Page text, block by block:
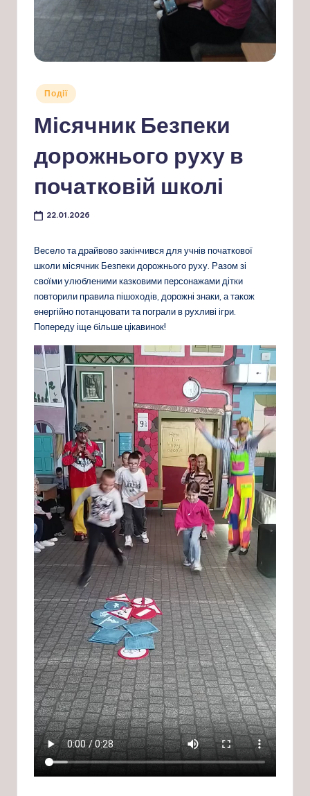
Опубліковано
Події
Місячник Безпеки
дорожнього руху в
початковій школі
22.01.2026
Весело та драйвово закінчився для учнів початкової
школи місячник Безпеки дорожнього руху. Разом зі
своїми улюбленими казковими персонажами дітки
повторили правила пішоходів, дорожні знаки, а також
енергійно потанцювати та пограли в рухливі ігри.
Попереду іще більше цікавинок!